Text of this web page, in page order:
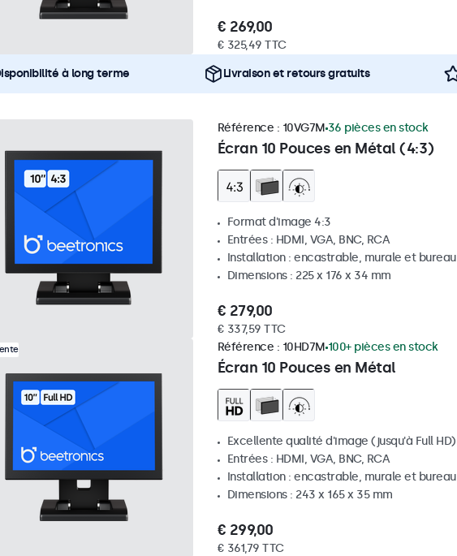
€ 269,00
€ 325,49 TTC
à long terme Livraison et retours gratuits
Écran 10 Pouces en Métal (4:3)
Référence : 10VG7M 36 pièces en stock
Format d'image 4:3
Entrées : HDMI, VGA, BNC, RCA
Installation : encastrable, murale et bureau
Dimensions : 225 x 176 x 34 mm
€ 279,00
€ 337,59 TTC
Écran 10 Pouces en Métal
Référence : 10HD7M 100+ pièces en stock
Excellente qualité d'image (jusqu'à Full HD)
Entrées : HDMI, VGA, BNC, RCA
Installation : encastrable, murale et bureau
Dimensions : 243 x 165 x 35 mm
€ 299,00
€ 361,79 TTC